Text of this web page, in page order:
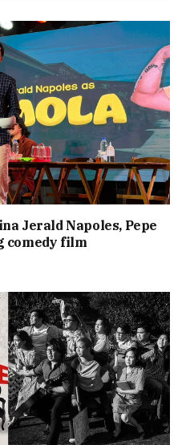
Jerald Napoles, Pepe
comedy film